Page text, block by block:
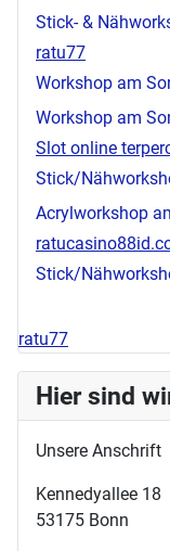
Stick- &
ratu77
Workshop am
Workshop am
Slot online
Stick/
Acrylworkshop
Stick/
ratu77
Hier sind
Unsere Anschrift
Kennedyallee 18
53175 Bonn